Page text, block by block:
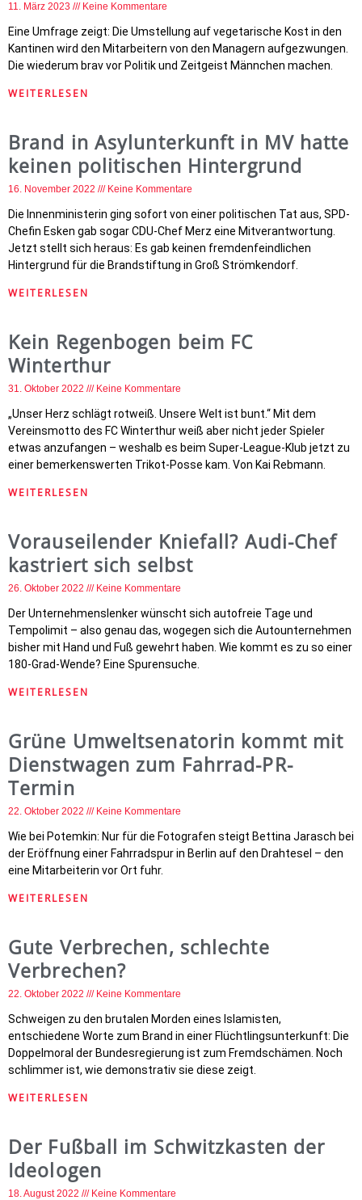
11. März 2023 Keine Kommentare
Eine Umfrage zeigt: Die Umstellung auf vegetarische Kost in den
Kantinen wird den Mitarbeitern von den Managern aufgezwungen.
Die wiederum brav vor Politik und Zeitgeist Männchen machen.
WEITERLESEN
Brand in Asylunterkunft in MV hatte
keinen politischen Hintergrund
16. November 2022 Keine Kommentare
Die Innenministerin ging sofort von einer politischen Tat aus, SPD-
Chefin Esken gab sogar CDU-Chef Merz eine Mitverantwortung.
Jetzt stellt sich heraus: Es gab keinen fremdenfeindlichen
Hintergrund für die Brandstiftung in Groß Strömkendorf.
WEITERLESEN
Kein Regenbogen beim FC
Winterthur
31. Oktober 2022 Keine Kommentare
„Unser Herz schlägt rotweiß. Unsere Welt ist bunt.“ Mit dem
Vereinsmotto des FC Winterthur weiß aber nicht jeder Spieler
etwas anzufangen – weshalb es beim Super-League-Klub jetzt zu
einer bemerkenswerten Trikot-Posse kam. Von Kai Rebmann.
WEITERLESEN
Vorauseilender Kniefall? Audi-Chef
kastriert sich selbst
26. Oktober 2022 Keine Kommentare
Der Unternehmenslenker wünscht sich autofreie Tage und
Tempolimit – also genau das, wogegen sich die Autounternehmen
bisher mit Hand und Fuß gewehrt haben. Wie kommt es zu so einer
180-Grad-Wende? Eine Spurensuche.
WEITERLESEN
Grüne Umweltsenatorin kommt mit
Dienstwagen zum Fahrrad-PR-
Termin
22. Oktober 2022 Keine Kommentare
Wie bei Potemkin: Nur für die Fotografen steigt Bettina Jarasch bei
der Eröffnung einer Fahrradspur in Berlin auf den Drahtesel – den
eine Mitarbeiterin vor Ort fuhr.
WEITERLESEN
Gute Verbrechen, schlechte
Verbrechen?
22. Oktober 2022 Keine Kommentare
Schweigen zu den brutalen Morden eines Islamisten,
entschiedene Worte zum Brand in einer Flüchtlingsunterkunft: Die
Doppelmoral der Bundesregierung ist zum Fremdschämen. Noch
schlimmer ist, wie demonstrativ sie diese zeigt.
WEITERLESEN
Der Fußball im Schwitzkasten der
Ideologen
18. August 2022 Keine Kommentare